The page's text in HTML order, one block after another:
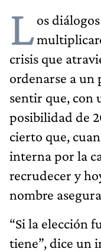
Los
crisis que
ordenarse a un
sentir que, con
posibilidad de
cierto que,
interna por la
recrudecer y
nombre
“Si la elección
tiene”, dice un